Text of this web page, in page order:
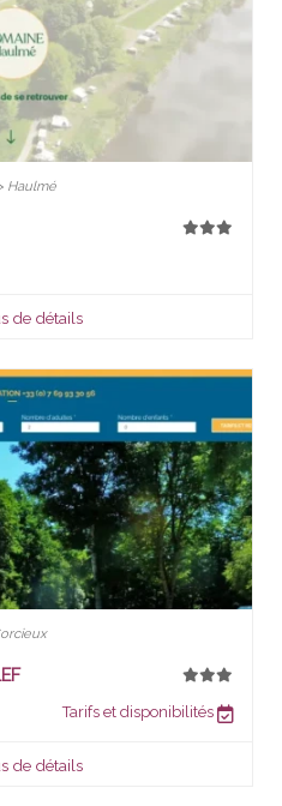
Haulmé
de détails
Tarifs et disponibilités
de détails